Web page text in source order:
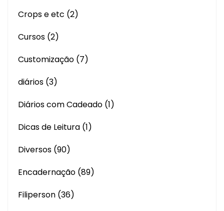
Crops e etc (2)
Cursos (2)
Customização (7)
diários (3)
Diários com Cadeado (1)
Dicas de Leitura (1)
Diversos (90)
Encadernação (89)
Filiperson (36)